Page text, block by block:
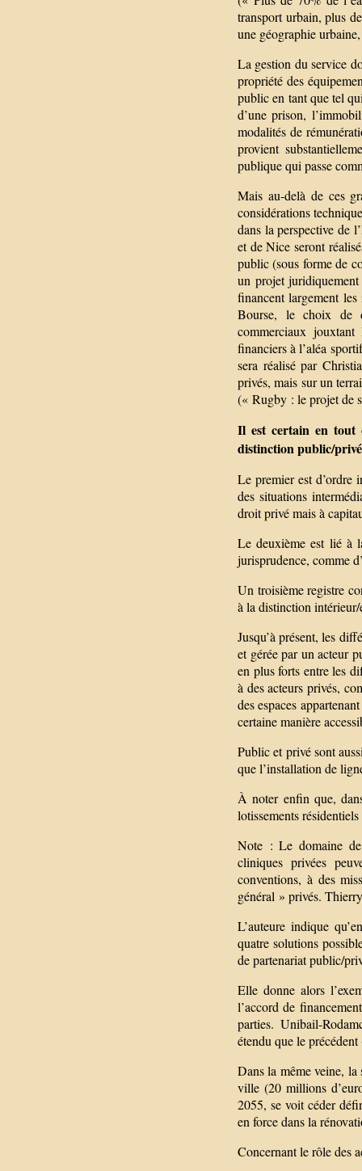
transport urbain, plus
une géographie
La gestion du service
propriété des
public en tant que tel
d’une prison,
modalités de
provient
publique qui passe
Mais au-delà de ces
considérations
dans la perspective de
et de Nice seront
public (sous forme de
un projet
financent largement
Bourse, le choix de
commerciaux
financiers à l’aléa
sera réalisé par
privés, mais sur un
(« Rugby : le projet de
Il est certain en tout
distinction public/
Le premier est d’ordre
des situations
droit privé mais à
Le deuxième est lié à
jurisprudence, comme
Un troisième registre
à la distinction intérieur/
Jusqu’à présent, les
et gérée par un acteur
en plus forts entre les
à des acteurs privés,
des espaces
certaine manière
Public et privé sont
que l’installation de
À noter enfin que,
lotissements
Note : Le domaine de
cliniques privées
conventions, à des
général » privés.
L’auteure indique
quatre solutions
de partenariat public/
Elle donne alors
l’accord de
parties. Unibail-
étendu que le
Dans la même veine, la
ville (20 millions
2055, se voit céder
en force dans la
Concernant le rôle des